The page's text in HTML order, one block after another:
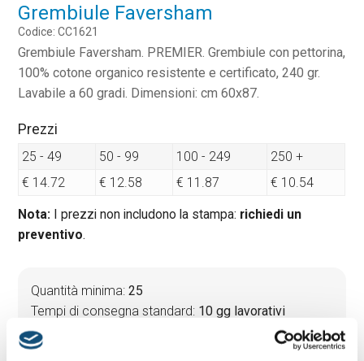
Grembiule Faversham
Codice: CC1621
Grembiule Faversham. PREMIER. Grembiule con pettorina,
100% cotone organico resistente e certificato, 240 gr.
Lavabile a 60 gradi. Dimensioni: cm 60x87.
Prezzi
25 - 49 50 - 99 100 - 249
250 +
€ 14.72
€ 12.58 € 11.87 € 10.54
Nota: I prezzi non includono la stampa: richiedi un
preventivo.
Quantità minima:25
Tempi di consegna standard: 10 gg lavorativi
Materiale:
Dimensioni: